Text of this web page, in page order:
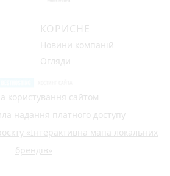
КОРИСНЕ
Новини компаній
Огляди
користування сайтом
надання платного доступу
«Інтерактивна мапа локальних
брендів»